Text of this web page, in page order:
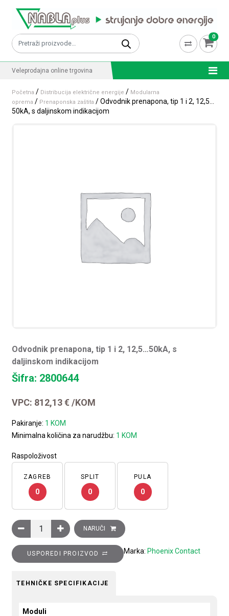
Pretraži: 0
Veleprodajna online trgovina
Početna / Distribucija električne energije / Modularna
oprema / Prenaponska zaštita / Odvodnik prenapona, tip 1 i 2, 12,5…
50kA, s daljinskom indikacijom
Odvodnik prenapona, tip 1 i 2, 12,5…50kA, s
daljinskom indikacijom
Šifra: 2800644
VPC: 812,13€ /KOM
Pakiranje: 1 KOM
Minimalna količina za narudžbu: 1 KOM
Raspoloživost
ZAGREB
0
SPLIT
0
PULA
0
Odvodnik prenapona, tip 1 i 2, 12,5…50kA, s daljinskom
NARUČI
USPOREDI PROIZVOD Marka: Phoenix Contact
TEHNIČKE SPECIFIKACIJE
Moduli